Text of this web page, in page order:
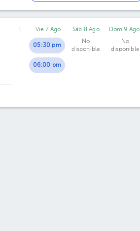
06:30 pm 06:30 pm
Vie 7 Ago
05:30 pm
06:00 pm
Sáb 8 Ago
No
disponible
Dom 9 Ago
No
disponible